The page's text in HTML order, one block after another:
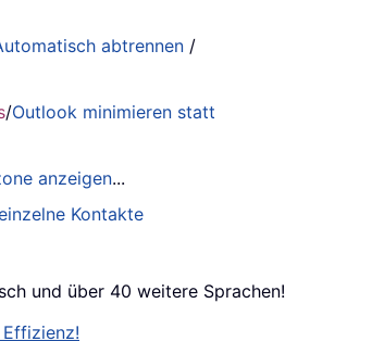
abtrennen /
/Outlook minimieren statt
anzeigen...
Kontakte
und über 40 weitere Sprachen!